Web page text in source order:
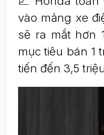
vào mảng xe
sẽ ra mắt hơn
mục tiêu bán 1
tiến đến 3,5